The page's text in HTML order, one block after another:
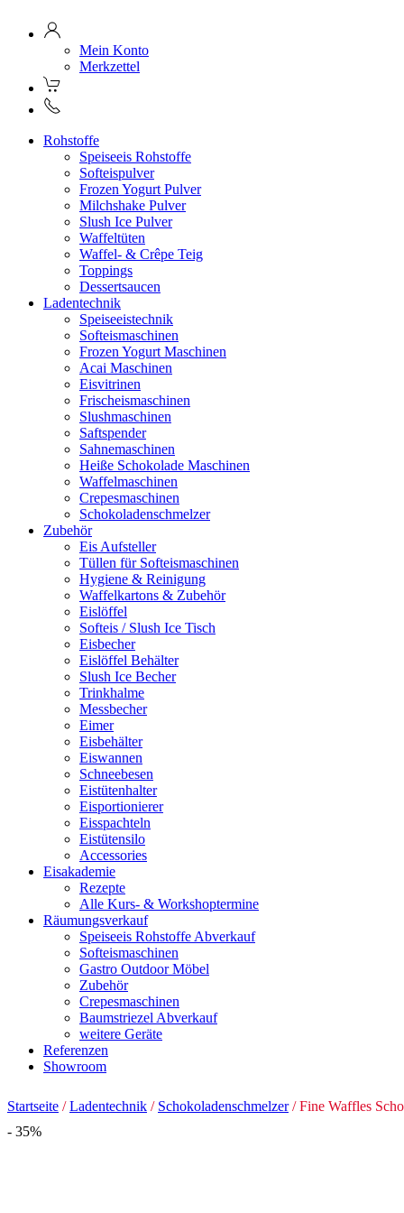
Mein Konto
Merkzettel
Rohstoffe
Speiseeis Rohstoffe
Softeispulver
Frozen Yogurt Pulver
Milchshake Pulver
Slush Ice Pulver
Waffeltüten
Waffel- & Crêpe Teig
Toppings
Dessertsaucen
Ladentechnik
Speiseeistechnik
Softeismaschinen
Frozen Yogurt Maschinen
Acai Maschinen
Eisvitrinen
Frischeismaschinen
Slushmaschinen
Saftspender
Sahnemaschinen
Heiße Schokolade Maschinen
Waffelmaschinen
Crepesmaschinen
Schokoladenschmelzer
Zubehör
Eis Aufsteller
Tüllen für Softeismaschinen
Hygiene & Reinigung
Waffelkartons & Zubehör
Eislöffel
Softeis / Slush Ice Tisch
Eisbecher
Eislöffel Behälter
Slush Ice Becher
Trinkhalme
Messbecher
Eimer
Eisbehälter
Eiswannen
Schneebesen
Eistütenhalter
Eisportionierer
Eisspachteln
Eistütensilo
Accessories
Eisakademie
Rezepte
Alle Kurs- & Workshoptermine
Räumungsverkauf
Speiseeis Rohstoffe Abverkauf
Softeismaschinen
Gastro Outdoor Möbel
Zubehör
Crepesmaschinen
Baumstriezel Abverkauf
weitere Geräte
Referenzen
Showroom
Startseite /Ladentechnik / Schokoladenschmelzer/ Fine Waffles
- 35%